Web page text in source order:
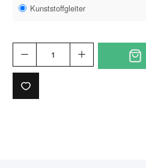
Kunststoffgleiter